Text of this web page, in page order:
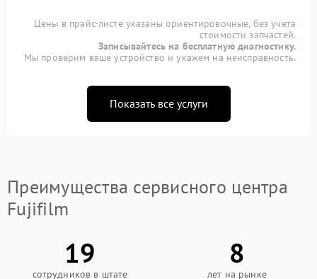
Цены в прайс-листе указаны ориентировочные, без учета
стоимости запчастей.
Записывайтесь на бесплатную диагностику.
Мы проверим ваше устройство и укажем на неисправность.
Показать все услуги
Преимущества сервисного центра
Fujifilm
19
сотрудников в штате
8
лет на рынке